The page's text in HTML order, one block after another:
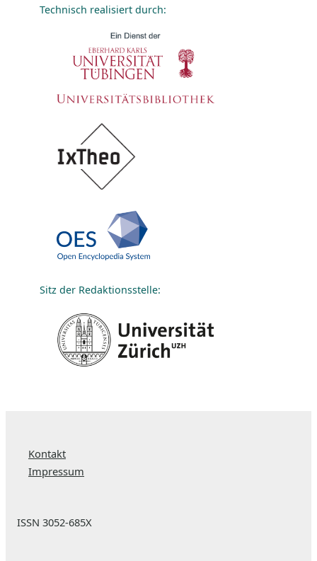
Technisch realisiert durch:
Sitz der Redaktionsstelle:
Kontakt
Impressum
ISSN 3052-685X